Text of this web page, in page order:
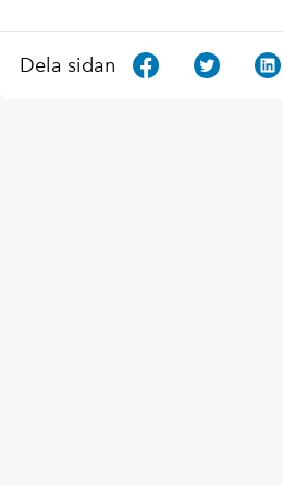
Dela sidan